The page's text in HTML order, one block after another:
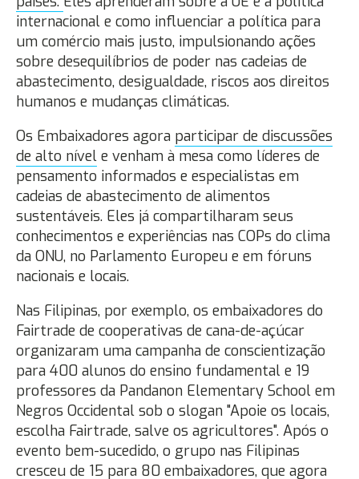
internacional e como influenciar a política para
um comércio mais justo, impulsionando ações
sobre desequilíbrios de poder nas cadeias de
abastecimento, desigualdade, riscos aos direitos
humanos e mudanças climáticas.
Os Embaixadores agora participar de discussões
de alto nível e venham à mesa como líderes de
pensamento informados e especialistas em
cadeias de abastecimento de alimentos
sustentáveis. Eles já compartilharam seus
conhecimentos e experiências nas COPs do clima
da ONU, no Parlamento Europeu e em fóruns
nacionais e locais.
Nas Filipinas, por exemplo, os embaixadores do
Fairtrade de cooperativas de cana-de-açúcar
organizaram uma campanha de conscientização
para 400 alunos do ensino fundamental e 19
professores da Pandanon Elementary School em
Negros Occidental sob o slogan "Apoie os locais,
escolha Fairtrade, salve os agricultores". Após o
evento bem-sucedido, o grupo nas Filipinas
cresceu de 15 para 80 embaixadores, que agora